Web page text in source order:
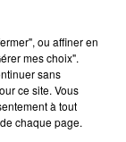
servait
ou affiner en
mes choix".
sans
ce site. Vous
à tout
chaque page.